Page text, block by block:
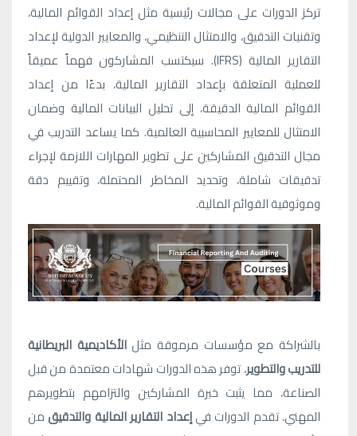
تركز الدورات على مجالات رئيسية مثل إعداد القوائم المالية،
وتقنيات التدقيق، والامتثال التنظيمي، والمعايير الدولية لإعداد
التقارير المالية (IFRS). سيكتسب المشاركون فهماً عميقاً
للعملية المتعلقة بإعداد التقارير المالية، بدءًا من إعداد
القوائم المالية الدقيقة، إلى تحليل البيانات المالية وضمان
الامتثال للمعايير المحاسبية العالمية. كما يساعد التدريب في
مجال التدقيق المشاركين على تطوير المهارات اللازمة لإجراء
تدقيقات شاملة، وتحديد المخاطر المحتملة، وتقييم دقة
وموثوقية القوائم المالية.
بالشراكة مع مؤسسات مرموقة مثلالأكاديمية البريطانية
للتدريب والتطوير، توفر هذه الدورات شهادات معتمدة من قبل
الصناعة، مما يثبت خبرة المشاركين والتزامهم بتطويرهم
المهني. تقدم الدورات فيإعداد التقارير المالية والتدقيقمن